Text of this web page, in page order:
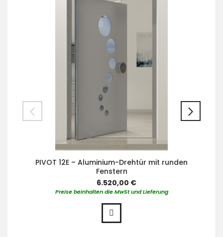
PIVOT 12E – Aluminium-Drehtür mit runden
Fenstern
6.520,00 €
Preise beinhalten die MwSt und Lieferung